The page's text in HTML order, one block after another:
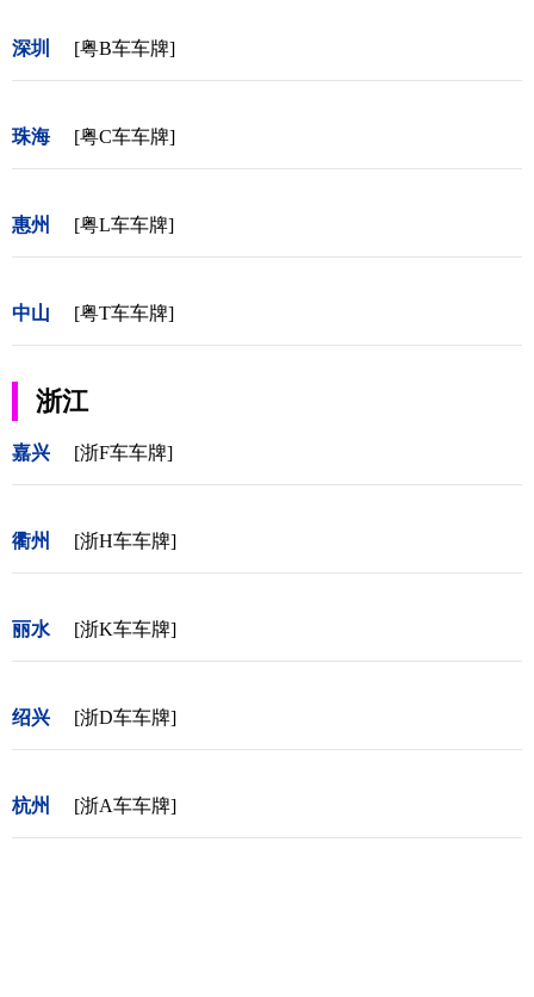
深圳 [粤B车车牌]
珠海 [粤C车车牌]
惠州 [粤L车车牌]
中山 [粤T车车牌]
浙江
嘉兴 [浙F车车牌]
衢州 [浙H车车牌]
丽水 [浙K车车牌]
绍兴 [浙D车车牌]
杭州 [浙A车车牌]